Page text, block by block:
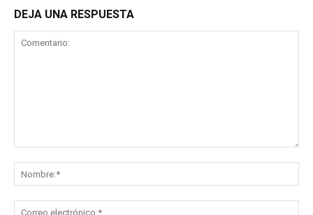
DEJA UNA RESPUESTA